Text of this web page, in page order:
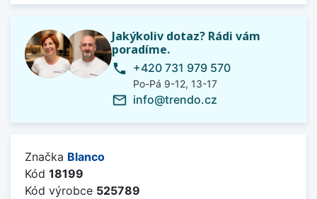
Jakýkoliv dotaz? Rádi vám
poradíme.
phone +420 731 979 570
Po-Pá 9-12, 13-17
mail_outline info@trendo.cz
Značka Blanco
Kód 18199
Kód výrobce 525789